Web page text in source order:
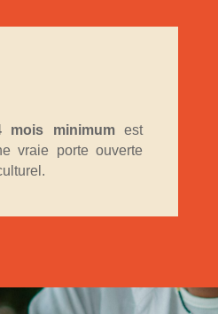
mois minimumest
vraie porte ouverte